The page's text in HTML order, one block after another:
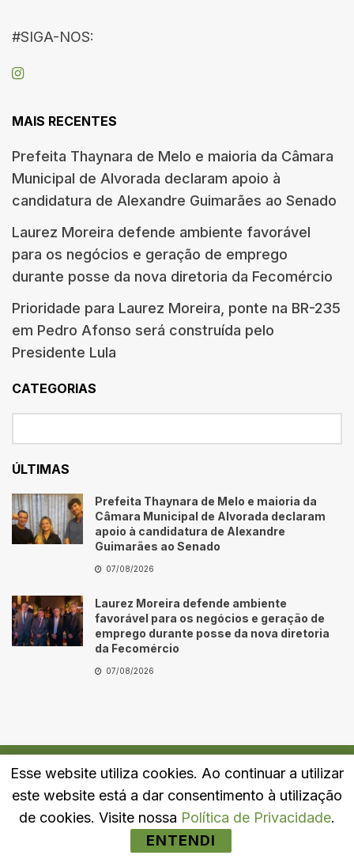
#SIGA-NOS:
MAIS RECENTES
Prefeita Thaynara de Melo e maioria da Câmara
Municipal de Alvorada declaram apoio à
candidatura de Alexandre Guimarães ao Senado
Laurez Moreira defende ambiente favorável
para os negócios e geração de emprego
durante posse da nova diretoria da Fecomércio
Prioridade para Laurez Moreira, ponte na BR-235
em Pedro Afonso será construída pelo
Presidente Lula
CATEGORIAS
ÚLTIMAS
Prefeita Thaynara de Melo e maioria da
Câmara Municipal de Alvorada declaram
apoio à candidatura de Alexandre
Guimarães ao Senado
07/08/2026
Laurez Moreira defende ambiente
favorável para os negócios e geração de
emprego durante posse da nova diretoria
da Fecomércio
07/08/2026
Quem Somos Fale Conosco Política de Privacidade
Esse website utiliza cookies. Ao continuar a utilizar
este website está a dar consentimento à utilização
de cookies. Visite nossa Política de Privacidade.
ENTENDI